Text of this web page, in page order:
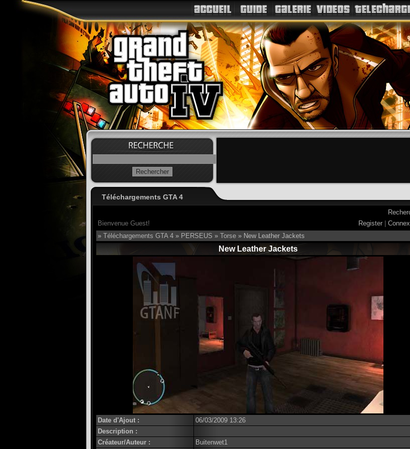
Téléchargements GTA 4
Bienvenue Guest!
Register
» Téléchargements GTA 4 » PERSEUS » Torse » New Leather Jackets
New Leather Jackets
Date d'Ajout :
06/03/2009 13:26
Description :
Créateur/Auteur :
Buitenwet1